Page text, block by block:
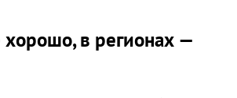
хорошо, в регионах —